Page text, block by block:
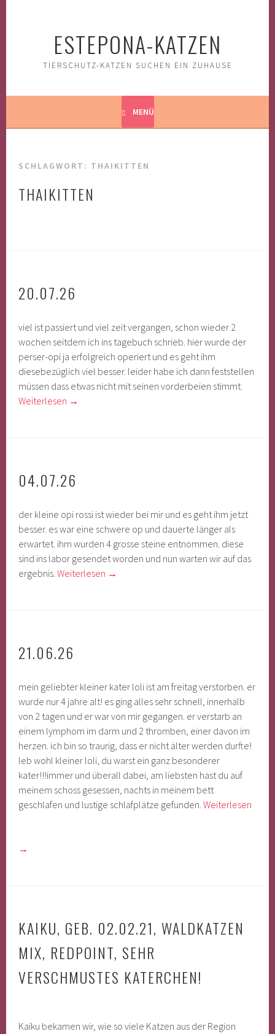
ESTEPONA-KATZEN
TIERSCHUTZ-KATZEN SUCHEN EIN ZUHAUSE
MENÜ
SCHLAGWORT: THAIKITTEN
THAIKITTEN
20.07.26
viel ist passiert und viel zeit vergangen, schon wieder 2
wochen seitdem ich ins tagebuch schrieb. hier wurde der
perser-opi ja erfolgreich operiert und es geht ihm
diesebezüglich viel besser. leider habe ich dann feststellen
müssen dass etwas nicht mit seinen vorderbeien stimmt.
Weiterlesen →
04.07.26
der kleine opi rossi ist wieder bei mir und es geht ihm jetzt
besser. es war eine schwere op und dauerte länger als
erwartet. ihm wurden 4 grosse steine entnommen. diese
sind ins labor gesendet worden und nun warten wir auf das
ergebnis.Weiterlesen →
21.06.26
mein geliebter kleiner kater loli ist am freitag verstorben. er
wurde nur 4 jahre alt! es ging alles sehr schnell, innerhalb
von 2 tagen und er war von mir gegangen. er verstarb an
einem lymphom im darm und 2 thromben, einer davon im
herzen. ich bin so traurig, dass er nicht älter werden durfte!
leb wohl kleiner loli, du warst ein ganz besonderer
kater!!!immer und überall dabei, am liebsten hast du auf
meinem schoss gesessen, nachts in meinem bett
geschlafen und lustige schlafplätze gefunden.Weiterlesen
→
KAIKU, GEB. 02.02.21, WALDKATZEN
MIX, REDPOINT, SEHR
VERSCHMUSTES KATERCHEN!
Kaiku bekamen wir, wie so viele Katzen aus der Region